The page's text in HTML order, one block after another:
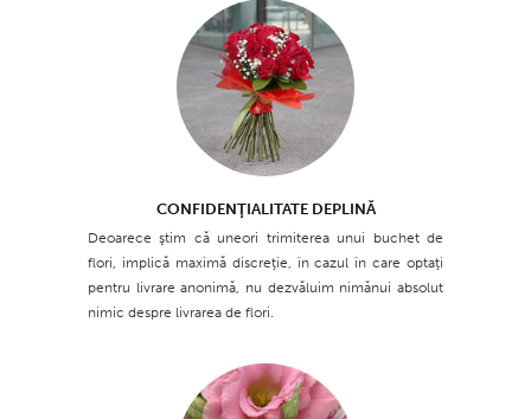
CONFIDENŢIALITATE DEPLINĂ
Deoarece ştim că uneori trimiterea unui buchet de
flori, implică maximă discreţie, în cazul în care optaţi
pentru livrare anonimă, nu dezvăluim nimănui absolut
nimic despre livrarea de flori.